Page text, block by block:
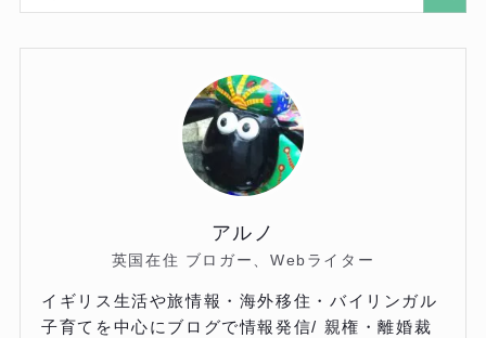
アルノ
英国在住 ブロガー、Webライター
イギリス生活や旅情報・海外移住・バイリンガル
子育てを中心にブログで情報発信/ 親権・離婚裁